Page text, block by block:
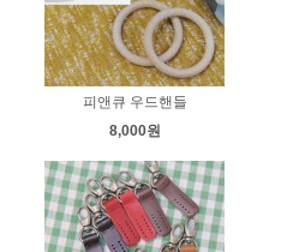
피앤큐 우드핸들
8,000원